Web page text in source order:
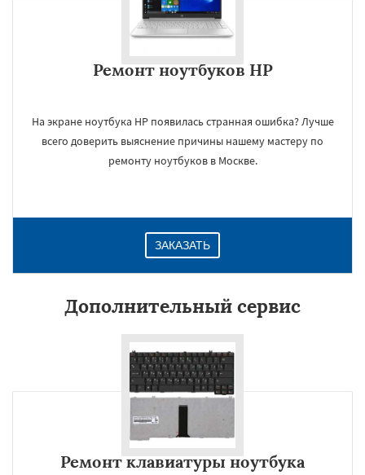
Ремонт ноутбуков HP
На экране ноутбука HP появилась странная ошибка? Лучше
всего доверить выяснение причины нашему мастеру по
ремонту ноутбуков в Москве.
ЗАКАЗАТЬ
Дополнительный сервис
Ремонт клавиатуры ноутбука